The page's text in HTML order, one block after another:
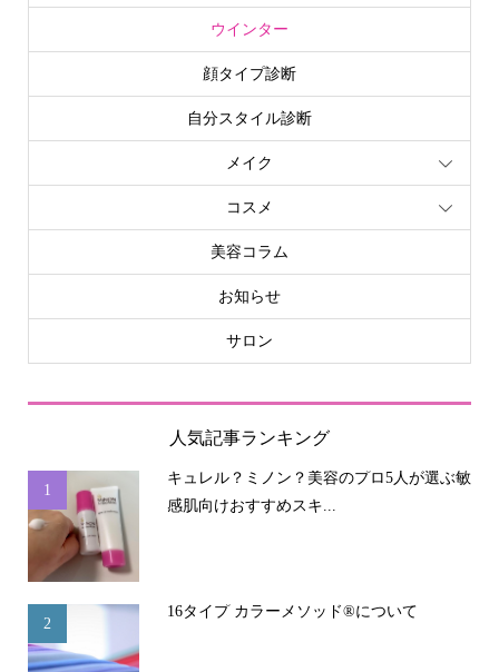
ウインター
顔タイプ診断
自分スタイル診断
メイク
コスメ
美容コラム
お知らせ
サロン
人気記事ランキング
1
キュレル？ミノン？美容のプロ5人が選ぶ敏
感肌向けおすすめスキ...
2
16タイプ カラーメソッド®について